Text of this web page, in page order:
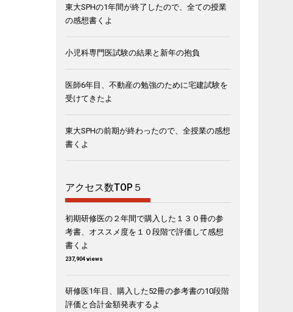
東大SPHの1年間が終了したので、全ての授業
の感想書くよ
小児科専門医試験の結果と新年の抱負
医師6年目、不動産の勉強のために宅建試験を
受けてきたよ
東大SPHの前期が終わったので、全授業の感想
書くよ
アクセス数TOP５
初期研修医の２年間で購入した１３０冊の参
考書、オススメ度を１０段階で評価して感想
書くよ
237,904 views
研修医1年目、購入した52冊の参考書の10段階
評価と合計金額発表するよ